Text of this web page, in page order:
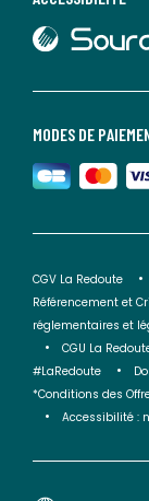
MODES DE
lien vers Sourdline
CGV La Redoute
Référencement et
réglementaires et
CGU La
#LaRedoute
*Conditions des
Accessibilité :